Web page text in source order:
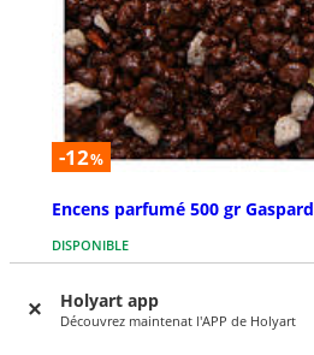
Holyart app
Découvrez maintenat l'APP de Holyart
-12%
Encens parfumé 500 gr Gaspard
DISPONIBLE
€ 29,90 € 33,90